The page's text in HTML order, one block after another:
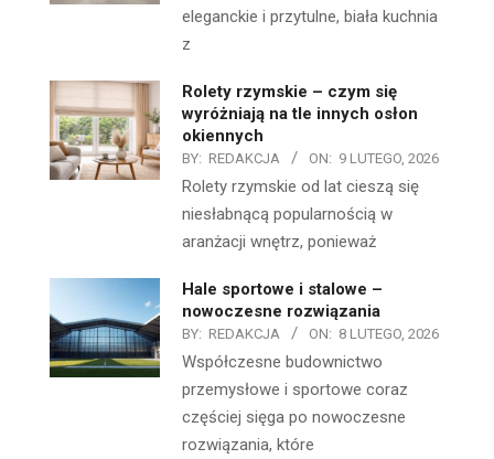
eleganckie i przytulne, biała kuchnia
z
Rolety rzymskie – czym się
wyróżniają na tle innych osłon
okiennych
BY: REDAKCJA ON: 9 LUTEGO, 2026
Rolety rzymskie od lat cieszą się
niesłabnącą popularnością w
aranżacji wnętrz, ponieważ
Hale sportowe i stalowe –
nowoczesne rozwiązania
BY: REDAKCJA ON: 8 LUTEGO, 2026
Współczesne budownictwo
przemysłowe i sportowe coraz
częściej sięga po nowoczesne
rozwiązania, które